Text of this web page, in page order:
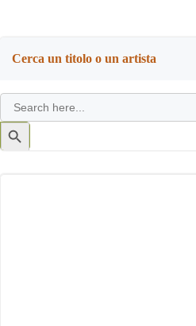
Cerca un titolo o un artista
Search
for:
Search
Button